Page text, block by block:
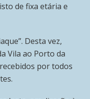
de fixa etária e
Desta vez,
Vila ao Porto da
por todos